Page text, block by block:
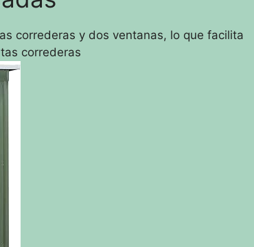
correderas y dos ventanas, lo que facilita
correderas